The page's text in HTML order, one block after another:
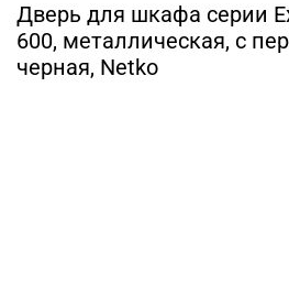
Дверь для шкафа серии
600, металлическая, с
черная, Netko